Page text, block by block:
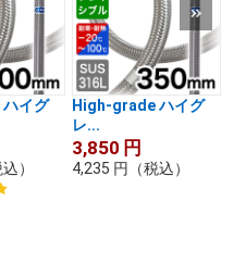
イグ
込）
High-grade ハイグ
レ...
3,850 円
4,235 円 （税込）